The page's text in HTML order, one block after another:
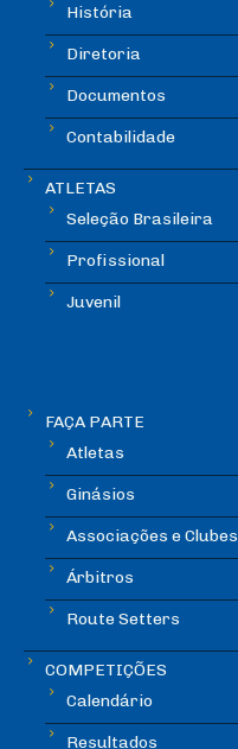
História
Diretoria
Documentos
Contabilidade
ATLETAS
Seleção Brasileira
Profissional
Juvenil
FAÇA PARTE
Atletas
Ginásios
Associações e Clubes
Árbitros
Route Setters
COMPETIÇÕES
Calendário
Resultados